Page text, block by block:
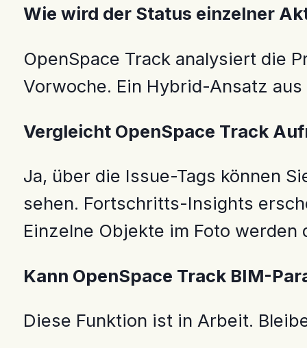
Wie wird der Status einzelner
OpenSpace Track analysiert die
Vorwoche. Ein Hybrid-Ansatz
Vergleicht OpenSpace Track
Ja, über die Issue-Tags können
sehen. Fortschritts-Insights
Einzelne Objekte im Foto
Kann OpenSpace Track BIM-
Diese Funktion ist in Arbeit.